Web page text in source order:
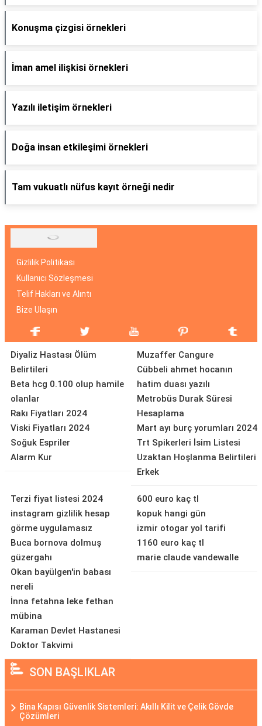
Konuşma çizgisi örnekleri
İman amel ilişkisi örnekleri
Yazılı iletişim örnekleri
Doğa insan etkileşimi örnekleri
Tam vukuatlı nüfus kayıt örneği nedir
Gizlilik Politikası
Kullanıcı Sözleşmesi
Telif Hakları ve Alıntı
Bize Ulaşın
Diyaliz Hastası Ölüm
Belirtileri
Beta hcg 0.100 olup hamile
olanlar
Rakı Fiyatları 2024
Viski Fiyatları 2024
Soğuk Espriler
Alarm Kur
Muzaffer Cangure
Cübbeli ahmet hocanın
hatim duası yazılı
Metrobüs Durak Süresi
Hesaplama
Mart ayı burç yorumları 2024
Trt Spikerleri İsim Listesi
Uzaktan Hoşlanma Belirtileri
Erkek
Terzi fiyat listesi 2024
instagram gizlilik hesap
görme uygulamasız
Buca bornova dolmuş
güzergahı
Okan bayülgen'in babası
nereli
İnna fetahna leke fethan
mübina
Karaman Devlet Hastanesi
Doktor Takvimi
600 euro kaç tl
kopuk hangi gün
izmir otogar yol tarifi
1160 euro kaç tl
marie claude vandewalle
SON BAŞLIKLAR
Bina Kapısı Güvenlik Sistemleri: Akıllı Kilit ve Çelik Gövde
Çözümleri